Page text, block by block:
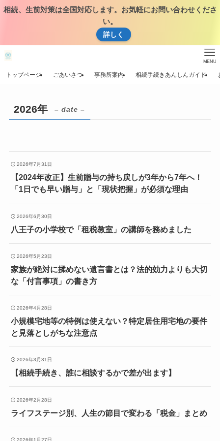
相続、生前対策は全国対応します。お気軽にお問い合わせくださ
い。
詳しく
MENU
トップページ ごあいさつ 事務所案内 相続手続きあんしんガイド
2026年 – date –
2026年7月31日
【2024年改正】生前贈与の持ち戻しが3年から7年へ！
「1日でも早い贈与」と「現状把握」が必須な理由
2026年6月30日
八王子の小学校で「租税教室」の講師を務めました
2026年5月23日
家族が絶対に揉めない遺言書とは？法的効力よりも大切
な「付言事項」の書き方
2026年4月28日
小規模宅地等の特例は使えない？特定居住用宅地の要件
と見落としがちな注意点
2026年3月31日
【相続手続き、誰に相談するかで差が出ます】
2026年2月28日
ライフステージ別、人生の節目で変わる「税金」まとめ
2026年1月27日